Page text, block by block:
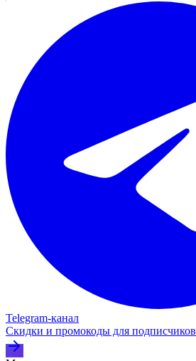
Telegram‑канал
Скидки и промокоды для подписчиков